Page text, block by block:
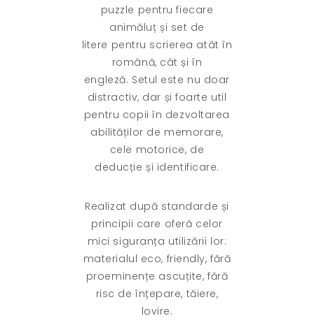
puzzle pentru fiecare
animăluț și set de
litere pentru scrierea atât în
română, cât și în
engleză. Setul este nu doar
distractiv, dar și foarte util
pentru copii în dezvoltarea
abilităților de memorare,
cele motorice, de
deducție și identificare.
Realizat după standarde și
principii care oferă celor
mici siguranța utilizării lor:
materialul eco, friendly, fără
proeminențe ascuțite, fără
risc de înțepare, tăiere,
lovire.